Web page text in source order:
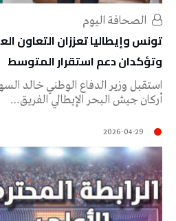
تونس وإيطاليا تعززان التعاون
وتؤكدان دعم استقرار المتوسط
استقبل وزير الدفاع الوطني خالد
أركان جيش البحر الإيطالي الفريق…
2026-04-29